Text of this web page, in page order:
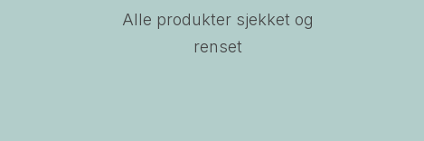
Alle produkter sjekket og
renset